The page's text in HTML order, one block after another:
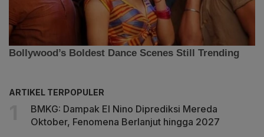
ARTIKEL TERPOPULER
BMKG: Dampak El Nino Diprediksi Mereda
Oktober, Fenomena Berlanjut hingga 2027